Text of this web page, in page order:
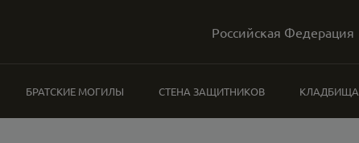
Российская Федерация
БРАТСКИЕ МОГИЛЫ СТЕНА ЗАЩИТНИКОВ КЛАДБИЩА